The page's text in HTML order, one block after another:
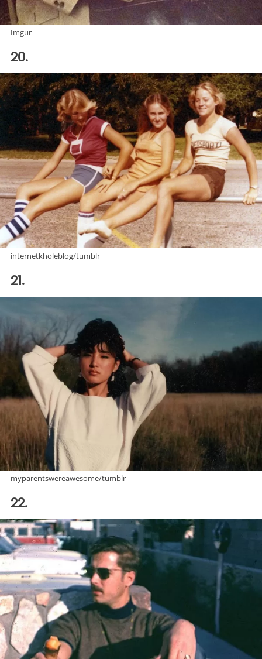
Imgur
20.
internetkholeblog/tumblr
21.
myparentswereawesome/tumblr
22.